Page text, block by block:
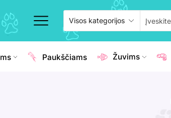
Paukščiams Žuvims